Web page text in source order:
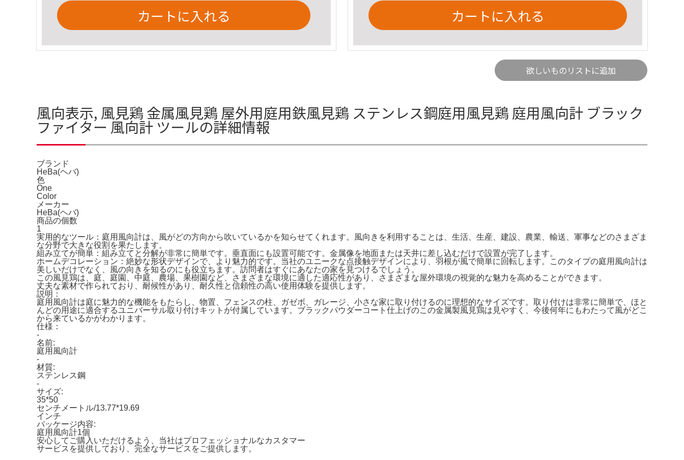
カートに入れる カートに入れる
欲しいものリストに追加
風向表示, 風見鶏 金属風見鶏 屋外用庭用鉄風見鶏 ステンレス鋼庭用風見鶏 庭用風向計 ブラック
ファイター 風向計 ツールの詳細情報
ブランド
HeBa(ヘバ)
色
One
Color
メーカー
HeBa(ヘバ)
商品の個数
1
実用的なツール：庭用風向計は、風がどの方向から吹いているかを知らせてくれます。風向きを利用することは、生活、生産、建設、農業、輸送、軍事などのさまざま
な分野で大きな役割を果たします。
組み立てが簡単：組み立てと分解が非常に簡単です。垂直面にも設置可能です。金属像を地面または天井に差し込むだけで設置が完了します。
ホームデコレーション：絶妙な形状デザインで、より魅力的です。当社のユニークな点接触デザインにより、羽根が風で簡単に回転します。このタイプの庭用風向計は
美しいだけでなく、風の向きを知るのにも役立ちます。訪問者はすぐにあなたの家を見つけるでしょう。
この風見鶏は、庭、庭園、中庭、農場、果樹園など、さまざまな環境に適した適応性があり、さまざまな屋外環境の視覚的な魅力を高めることができます。
丈夫な素材で作られており、耐候性があり、耐久性と信頼性の高い使用体験を提供します。
説明：
庭用風向計は庭に魅力的な機能をもたらし、物置、フェンスの柱、ガゼボ、ガレージ、小さな家に取り付けるのに理想的なサイズです。取り付けは非常に簡単で、ほと
んどの用途に適合するユニバーサル取り付けキットが付属しています。ブラックパウダーコート仕上げのこの金属製風見鶏は見やすく、今後何年にもわたって風がどこ
から来ているかがわかります。
仕様：
-
名前:
庭用風向計
-
材質:
ステンレス鋼
-
サイズ:
35*50
センチメートル/13.77*19.69
インチ
パッケージ内容:
庭用風向計1個
安心してご購入いただけるよう、当社はプロフェッショナルなカスタマー
サービスを提供しており、完全なサービスをご提供します。